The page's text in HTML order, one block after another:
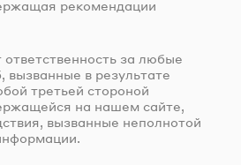
рекомендации
за любые
вызванные в результате
третьей стороной
на нашем сайте,
вызванные неполнотой